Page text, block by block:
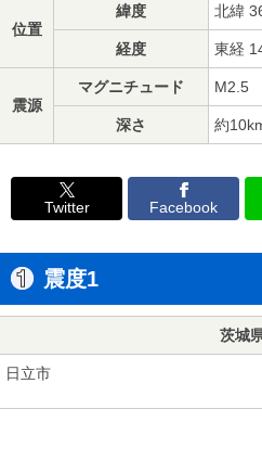
位置
緯度 北緯
経度 東経
震源
マグニチュード M2.5
深さ 約
Twitter Facebook
震度1
茨城
日立市